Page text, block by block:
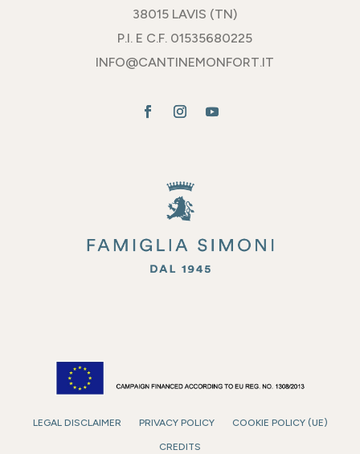
38015 LAVIS (TN)
P.I. E C.F. 01535680225
INFO@CANTINEMONFORT.IT
LEGAL DISCLAIMER PRIVACY POLICY COOKIE POLICY (UE)
CREDITS